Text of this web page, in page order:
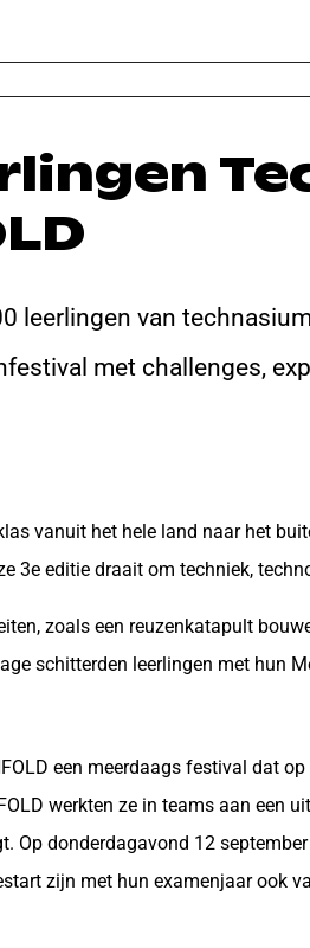
van
met challenges,
vanuit het hele land naar het
3e editie draait om techniek,
zoals een reuzenkatapult
schitterden leerlingen met hun
een meerdaags festival dat
werkten ze in teams aan een
Op donderdagavond 12
zijn met hun examenjaar ook